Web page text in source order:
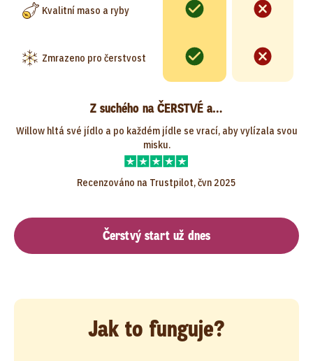
Kvalitní maso a ryby
Zmrazeno pro čerstvost
Z suchého na ČERSTVÉ a…
Willow hltá své jídlo a po každém jídle se vrací, aby vylízala svou
misku.
Recenzováno na Trustpilot, čvn 2025
Čerstvý start už dnes
Jak to funguje?